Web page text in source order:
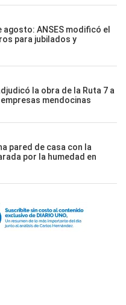
agosto: ANSES modificó el
para jubilados y
la obra de la Ruta 7 a
mendocinas
pared de casa con la
por la humedad en